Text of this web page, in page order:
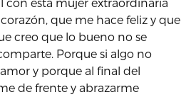
que me hace feliz y que
creo que lo bueno no se
Porque si algo no
y porque al final del
de frente y abrazarme